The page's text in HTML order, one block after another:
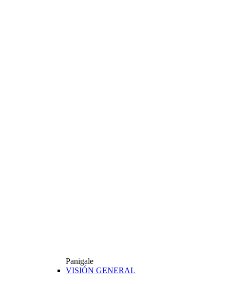
Panigale
VISIÓN GENERAL